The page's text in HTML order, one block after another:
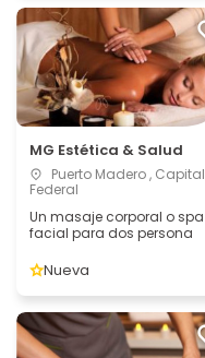
MG Estética & Salud
Puerto Madero , Capital
Federal
Un masaje corporal o spa
facial para dos persona
Nueva